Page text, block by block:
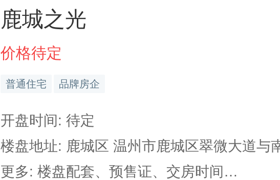
鹿城之光
价格待定
普通住宅 品牌房企
开盘时间: 待定
楼盘地址: 鹿城区 温州市鹿城区翠微大道与
更多: 楼盘配套、预售证、交房时间…